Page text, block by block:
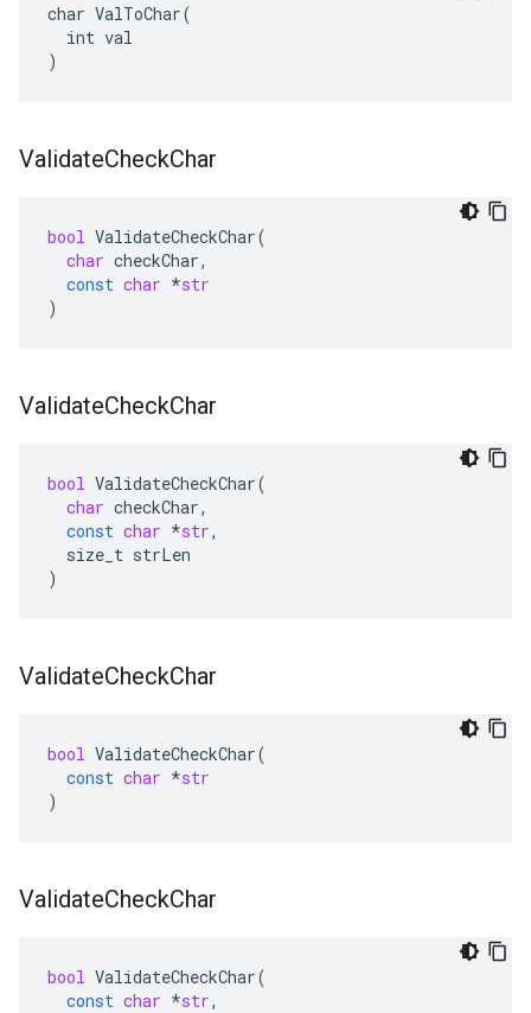
char ValToChar(
  int val
)
ValidateCheckChar
bool ValidateCheckChar(
char checkChar,
const char *str
)
ValidateCheckChar
bool ValidateCheckChar(
char checkChar,
const char *str,
size_t strLen
)
ValidateCheckChar
bool ValidateCheckChar(
const char *str
)
ValidateCheckChar
bool ValidateCheckChar(
const char *str,